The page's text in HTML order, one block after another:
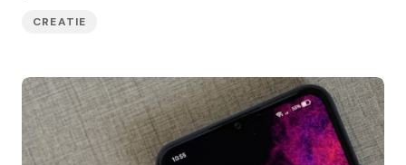
CREATIE